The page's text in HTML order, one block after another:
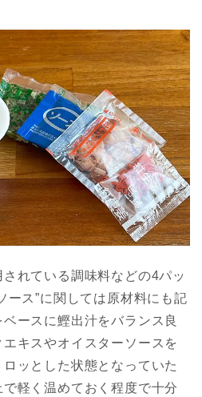
れている調味料などの4パッ
ース”に関しては原材料にも記
ースに鰹出汁をバランス良
キスやオイスターソースを
ッとした状態となっていた
軽く温めておく程度で十分